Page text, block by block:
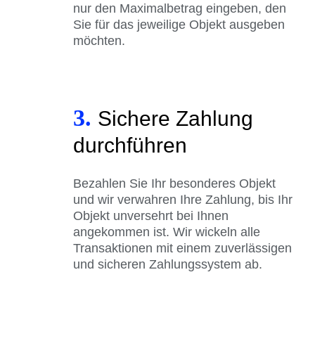
nur den Maximalbetrag eingeben, den
Sie für das jeweilige Objekt ausgeben
möchten.
3. Sichere Zahlung
durchführen
Bezahlen Sie Ihr besonderes Objekt
und wir verwahren Ihre Zahlung, bis Ihr
Objekt unversehrt bei Ihnen
angekommen ist. Wir wickeln alle
Transaktionen mit einem zuverlässigen
und sicheren Zahlungssystem ab.